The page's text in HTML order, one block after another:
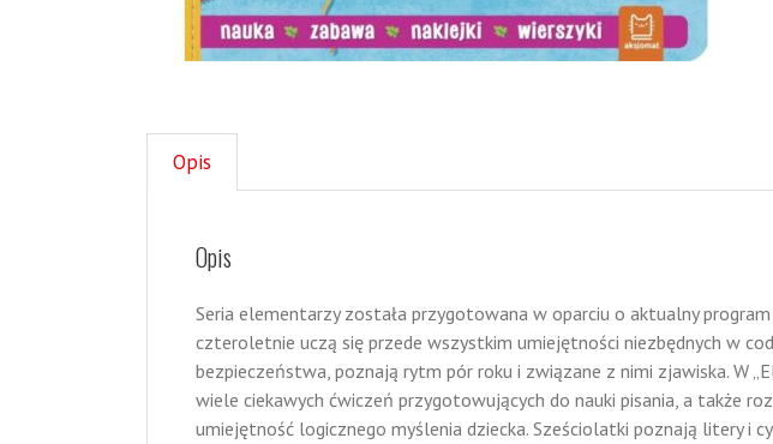
Opis
Opis
Seria elementarzy została przygotowana w oparciu o aktualny
czteroletnie uczą się przede wszystkim umiejętności niezbędnych w
bezpieczeństwa, poznają rytm pór roku i związane z nimi zjawiska. W
wiele ciekawych ćwiczeń przygotowujących do nauki pisania, a także
umiejętność logicznego myślenia dziecka. Sześciolatki poznają litery i